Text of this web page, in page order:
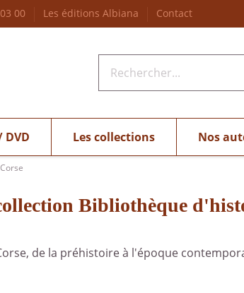
00 Les éditions Albiana Contact
DVD Les collections Nos
Bibliothèque
de la préhistoire à l'époque